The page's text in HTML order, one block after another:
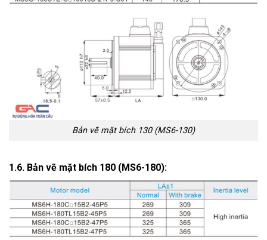
Bản vẽ mặt bích 130 (MS6-130)
1.6. Bản vẽ mặt bích 180 (MS6-180):